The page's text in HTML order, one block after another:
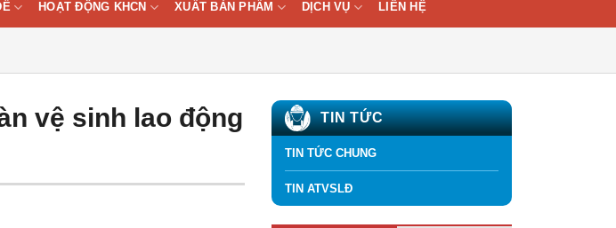
HOẠT ĐỘNG KHCN XUẤT BẢN PHẨM DỊCH VỤ LIÊN HỆ
vệ sinh lao động
TIN TỨC
TIN TỨC CHUNG
TIN ATVSLĐ